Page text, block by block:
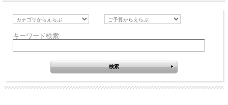
キーワード検索